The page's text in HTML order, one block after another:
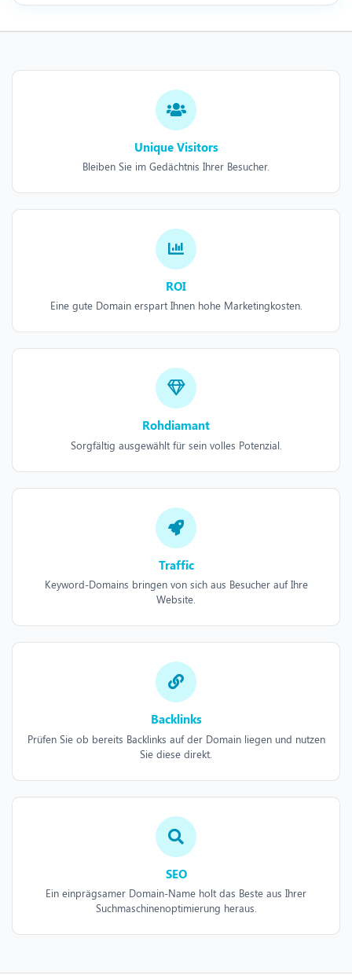
Unique Visitors
Bleiben Sie im Gedächtnis Ihrer Besucher.
ROI
Eine gute Domain erspart Ihnen hohe Marketingkosten.
Rohdiamant
Sorgfältig ausgewählt für sein volles Potenzial.
Traffic
Keyword-Domains bringen von sich aus Besucher auf Ihre
Website.
Backlinks
Prüfen Sie ob bereits Backlinks auf der Domain liegen und nutzen
Sie diese direkt.
SEO
Ein einprägsamer Domain-Name holt das Beste aus Ihrer
Suchmaschinenoptimierung heraus.